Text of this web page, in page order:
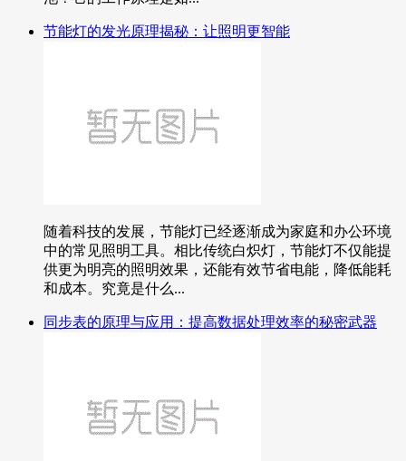
节能灯的发光原理揭秘：让照明更智能
随着科技的发展，节能灯已经逐渐成为家庭和办公环境
中的常见照明工具。相比传统白炽灯，节能灯不仅能提
供更为明亮的照明效果，还能有效节省电能，降低能耗
和成本。究竟是什么...
同步表的原理与应用：提高数据处理效率的秘密武器